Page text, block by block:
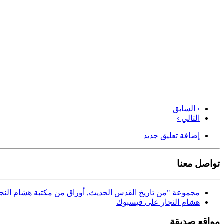
‹ السابق
التالي ›
إضافة تعليق جديد
تواصل معنا
مجموعة "من تاريخ القدس الحديث, أوراق من مكتبة هشام
هشام النجار على فيسبوك
مواقع صديقة